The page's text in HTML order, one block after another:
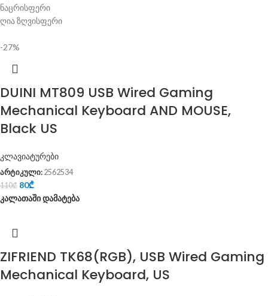
ნაცრისფერი
ღია ზღვისფერი
-27%
DUINI MT809 USB Wired Gaming
Mechanical Keyboard AND MOUSE,
Black US
კლავიატურები
არტიკული: 2562534
110₾ 80₾
კალათაში დამატება
ZIFRIEND TK68(RGB), USB Wired Gaming
Mechanical Keyboard, US